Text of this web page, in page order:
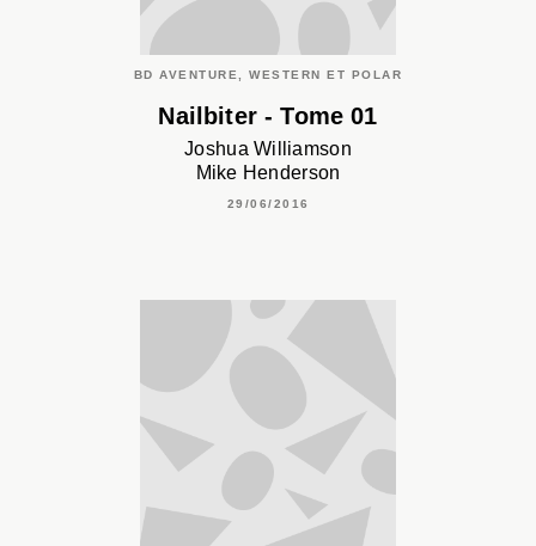
BD AVENTURE, WESTERN ET POLAR
Nailbiter - Tome 01
Joshua Williamson
Mike Henderson
29/06/2016